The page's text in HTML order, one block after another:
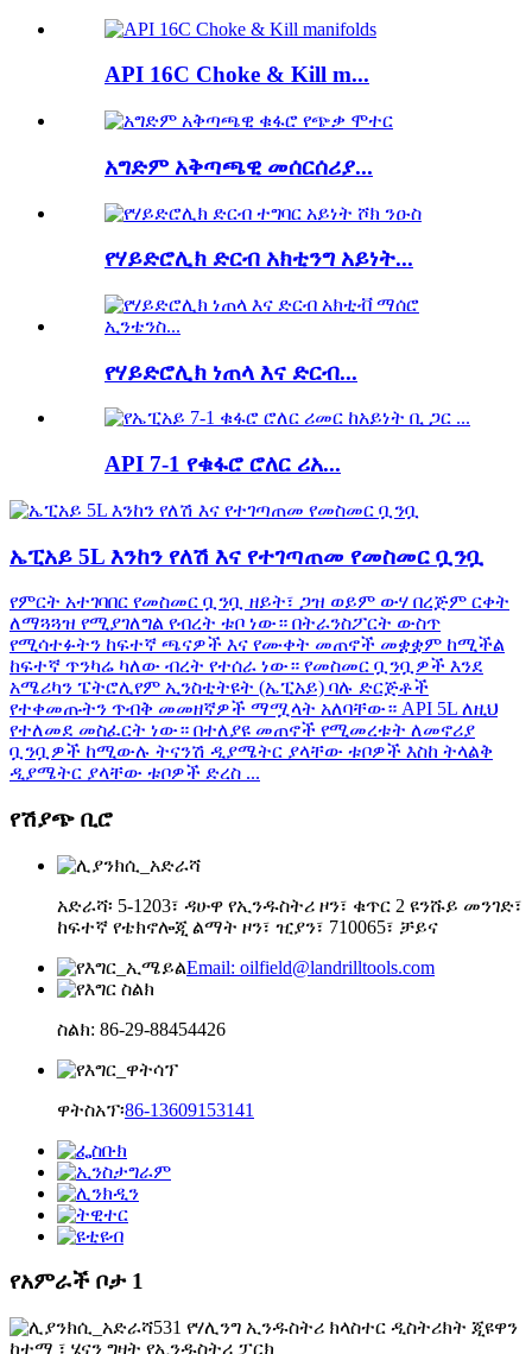
API 16C Choke & Kill m...
አግድም አቅጣጫዊ መሰርሰሪያ...
የሃይድሮሊክ ድርብ አክቲንግ አይነት...
የሃይድሮሊክ ነጠላ እና ድርብ...
API 7-1 የቁፋሮ ሮለር ሪአ...
ኤፒአይ 5L እንከን የለሽ እና የተገጣጠመ የመስመር ቧንቧ
የምርት አተገባበር የመስመር ቧንቧ ዘይት፣ ጋዝ ወይም ውሃ በረጅም ርቀት
ለማጓጓዝ የሚያገለግል የብረት ቱቦ ነው። በትራንስፖርት ውስጥ
የሚሳተፉትን ከፍተኛ ጫናዎች እና የሙቀት መጠኖች መቋቋም ከሚችል
ከፍተኛ ጥንካሬ ካለው ብረት የተሰራ ነው። የመስመር ቧንቧዎች እንደ
አሜሪካን ፔትሮሊየም ኢንስቲትዩት (ኤፒአይ) ባሉ ድርጅቶች
የተቀመጡትን ጥብቅ መመዘኛዎች ማሟላት አለባቸው። API 5L ለዚህ
የተለመደ መስፈርት ነው። በተለያዩ መጠኖች የሚመረቱት ለመኖሪያ
ቧንቧዎች ከሚውሉ ትናንሽ ዲያሜትር ያላቸው ቱቦዎች እስከ ትላልቅ
ዲያሜትር ያላቸው ቱቦዎች ድረስ ...
የሽያጭ ቢሮ
አድራሻ፡ 5-1203፣ ዳሁዋ የኢንዱስትሪ ዞን፣ ቁጥር 2 ዩንሹይ መንገድ፣
ከፍተኛ የቴክኖሎጂ ልማት ዞን፣ ዢያን፣ 710065፣ ቻይና
Email: oilfield@landrilltools.com
ስልክ: 86-29-88454426
ዋትስአፕ፡86-13609153141
የአምራች ቦታ 1
531 የሃሊንግ ኢንዱስትሪ ክላስተር ዲስትሪክት ጂዩዋን
ከተማ ፣ ሄናን ግዛት የኢንዱስትሪ ፓርክ